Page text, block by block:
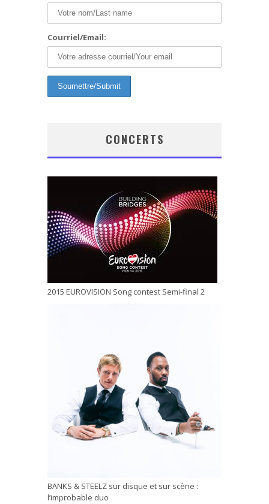
Courriel/Email:
CONCERTS
2015 EUROVISION Song contest Semi-final 2
BANKS & STEELZ sur disque et sur scène :
l’improbable duo